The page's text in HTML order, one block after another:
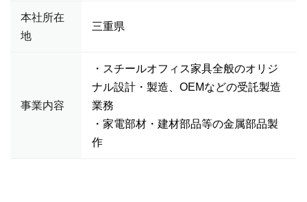
本社所在
地
三重県
事業内容
・スチールオフィス家具全般のオリジ
ナル設計・製造、OEMなどの受託製造
業務
・家電部材・建材部品等の金属部品製
作